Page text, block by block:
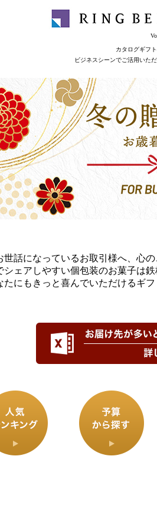
カタログギフ
ビジネスシーンでご活用いた
世話になっているお取引様へ、心の
シェアしやすい個包装のお菓子は
たにもきっと喜んでいただけるギフ